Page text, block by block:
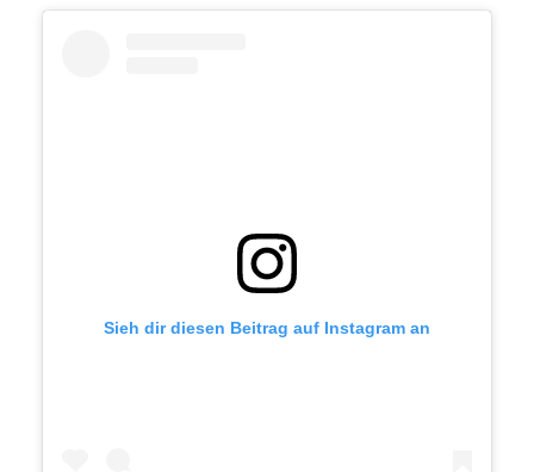
Sieh dir diesen Beitrag auf Instagram an